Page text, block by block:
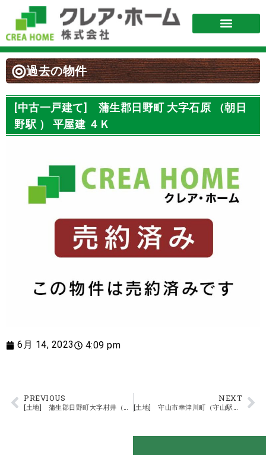
過去の物件
[中古一戸建て] 蒲生郡日野町 大字石原 （朝日
野駅 ） 平屋建 ４Ｋ
6月 14, 2023 4:09 pm
PREVIOUS
[土地] 蒲生郡日野町大字村井（日野駅）住宅用地
NEXT
[土地] 守山市幸津川町（守山駅）住宅用地